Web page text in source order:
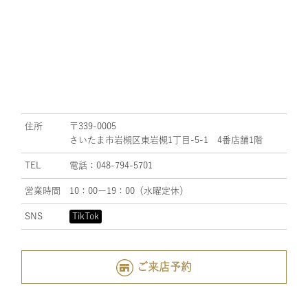
住所
〒339-0005
さいたま市岩槻区東岩槻1丁目-5-1 4番店舗1階
TEL 電話：048-794-5701
営業時間 10：00ー19：00（水曜定休）
SNS TikTok
ご来店予約